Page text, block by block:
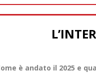
è andato il 2025 e